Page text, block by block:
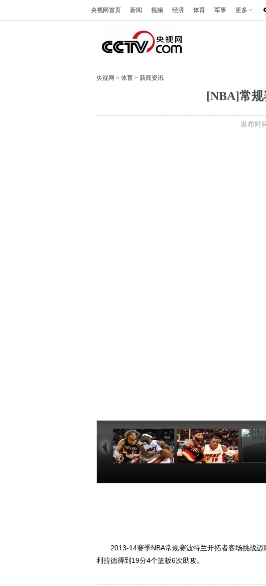
央视网首页 新闻 视频 经济 体育 军事 更多
央视网 > 体育 > 新闻资讯
[NBA]常规
发布时
热火 詹姆斯集锦
热火 全场集锦
收
2013-14赛季NBA常规赛波特兰开拓者客场挑战
利拉德得到19分4个篮板6次助攻。